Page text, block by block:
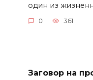
один из
0 361
Заговор на